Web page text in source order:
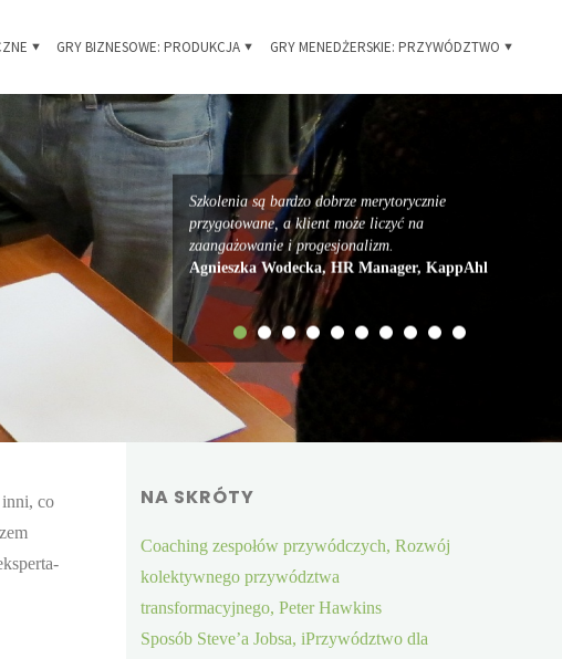
GRY BIZNESOWE: PRODUKCJA GRY MENEDŻERSKIE: PRZYWÓDZTWO
Szkolenia są bardzo dobrze merytorycznie
przygotowane, a klient może liczyć na
zaangażowanie i progesjonalizm.
Agnieszka Wodecka, HR Manager, KappAhl
co
NA SKRÓTY
Coaching zespołów przywódczych, Rozwój
kolektywnego przywództwa
transformacyjnego, Peter Hawkins
Sposób Steve’a Jobsa, iPrzywództwo dla